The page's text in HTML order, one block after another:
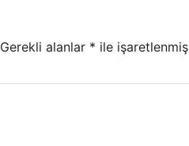
Gerekli alanlar * ile